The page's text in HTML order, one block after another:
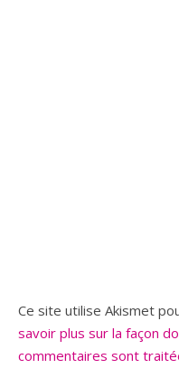
Ce site utilise Akismet
savoir plus sur la façon
commentaires sont